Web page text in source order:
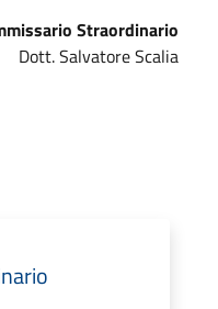
Straordinario
Dott. Salvatore Scalia